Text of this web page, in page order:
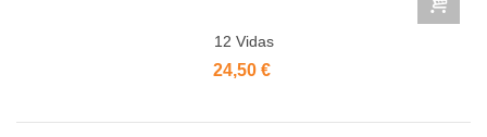
12 Vidas
24,50 €